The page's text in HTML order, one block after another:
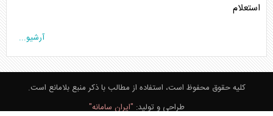
استعلام
آرشیو...
کلیه حقوق محفوظ است، استفاده از مطالب با ذکر منبع بلامانع است.
طراحی و تولید: "ایران سامانه"